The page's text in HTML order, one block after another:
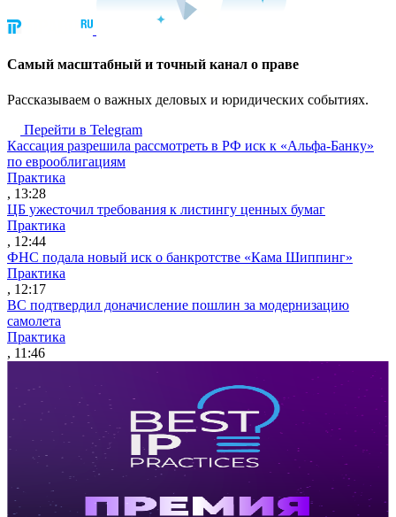
Cамый масштабный и точный канал о праве
Рассказываем о важных деловых и юридических событиях.
Перейти в Telegram
Кассация разрешила рассмотреть в РФ иск к «Альфа-Банку»
по еврооблигациям
Практика
, 13:28
ЦБ ужесточил требования к листингу ценных бумаг
Практика
, 12:44
ФНС подала новый иск о банкротстве «Кама Шиппинг»
Практика
, 12:17
ВС подтвердил доначисление пошлин за модернизацию
самолета
Практика
, 11:46